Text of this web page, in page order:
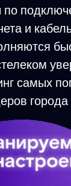
по
и
самых
города